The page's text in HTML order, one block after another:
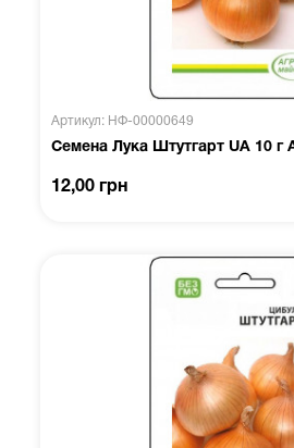
Артикул: НФ-00000649
Семена Лука Штутгарт UA 10 г
12,00 грн